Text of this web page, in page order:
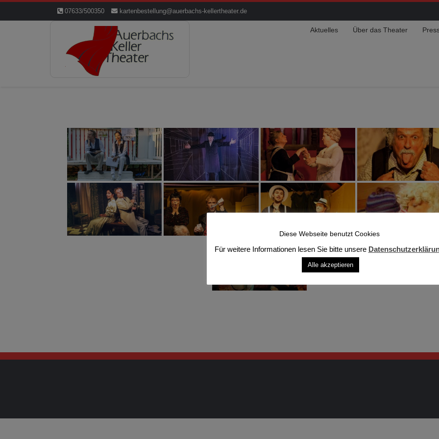
07633/500350 kartenbestellung@auerbachs-kellertheater.de
Aktuelles Über das Theater
Diese Webseite benutzt Cookies
Für weitere Informationen lesen Sie bitte unsere
Alle akzeptieren